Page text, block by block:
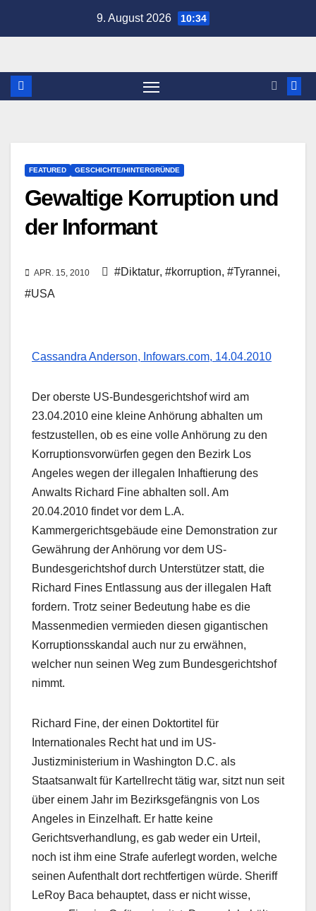
9. August 2026 10:34
FEATURED GESCHICHTE/HINTERGRÜNDE
Gewaltige Korruption und
der Informant
APR. 15, 2010 #Diktatur, #korruption, #Tyrannei,
#USA
Cassandra Anderson, Infowars.com, 14.04.2010
Der oberste US-Bundesgerichtshof wird am
23.04.2010 eine kleine Anhörung abhalten um
festzustellen, ob es eine volle Anhörung zu den
Korruptionsvorwürfen gegen den Bezirk Los
Angeles wegen der illegalen Inhaftierung des
Anwalts Richard Fine abhalten soll. Am
20.04.2010 findet vor dem L.A.
Kammergerichtsgebäude eine Demonstration zur
Gewährung der Anhörung vor dem US-
Bundesgerichtshof durch Unterstützer statt, die
Richard Fines Entlassung aus der illegalen Haft
fordern. Trotz seiner Bedeutung habe es die
Massenmedien vermieden diesen gigantischen
Korruptionsskandal auch nur zu erwähnen,
welcher nun seinen Weg zum Bundesgerichtshof
nimmt.
Richard Fine, der einen Doktortitel für
Internationales Recht hat und im US-
Justizministerium in Washington D.C. als
Staatsanwalt für Kartellrecht tätig war, sitzt nun seit
über einem Jahr im Bezirksgefängnis von Los
Angeles in Einzelhaft. Er hatte keine
Gerichtsverhandlung, es gab weder ein Urteil,
noch ist ihm eine Strafe auferlegt worden, welche
seinen Aufenthalt dort rechtfertigen würde. Sheriff
LeRoy Baca behauptet, dass er nicht wisse,